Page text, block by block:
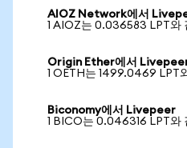
AIOZ Network에서
1 AIOZ는 0.036583 LPT와
Origin Ether에서
1 OETH는 1499.0469 LPT
Biconomy에서 Livepeer
1 BICO는 0.046316 LPT와